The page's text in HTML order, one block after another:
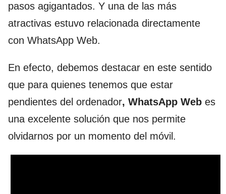
pasos agigantados. Y una de las más
atractivas estuvo relacionada directamente
con WhatsApp Web.
En efecto, debemos destacar en este sentido
que para quienes tenemos que estar
pendientes del ordenador, WhatsApp Web es
una excelente solución que nos permite
olvidarnos por un momento del móvil.